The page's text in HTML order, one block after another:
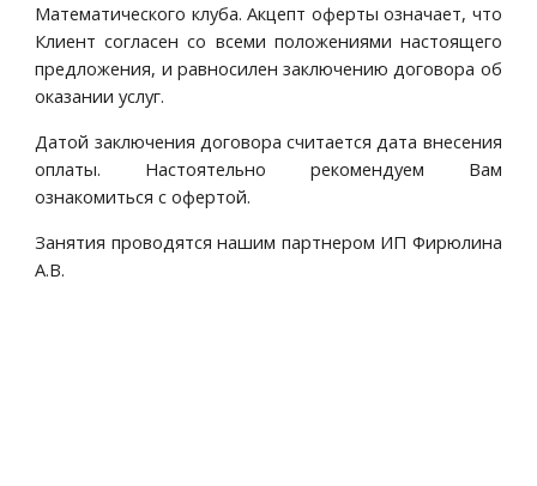
Математического клуба. Акцепт оферты означает, что
Клиент согласен со всеми положениями настоящего
предложения, и равносилен заключению договора об
оказании услуг.
Датой заключения договора считается дата внесения
оплаты. Настоятельно рекомендуем Вам
ознакомиться с офертой.
Занятия проводятся нашим партнером ИП Фирюлина
А.В.